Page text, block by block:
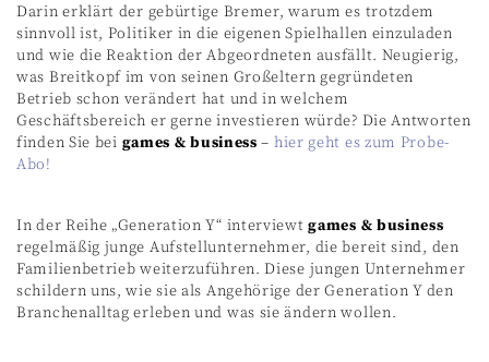
Darin erklärt der gebürtige Bremer, warum es trotzdem
sinnvoll ist, Politiker in die eigenen Spielhallen einzuladen
und wie die Reaktion der Abgeordneten ausfällt. Neugierig,
was Breitkopf im von seinen Großeltern gegründeten
Betrieb schon verändert hat und in welchem
Geschäftsbereich er gerne investieren würde? Die Antworten
finden Sie bei games & business – hier geht es zum Probe-
Abo!
In der Reihe „Generation Y“ interviewtgames & business
regelmäßig junge Aufstellunternehmer, die bereit sind, den
Familienbetrieb weiterzuführen. Diese jungen Unternehmer
schildern uns, wie sie als Angehörige der Generation Y den
Branchenalltag erleben und was sie ändern wollen.